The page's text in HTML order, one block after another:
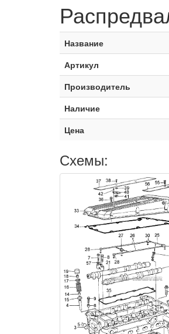
Название
Артикул
Производитель
Наличие
Цена
Схемы: